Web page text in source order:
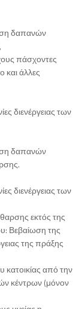
δαπανών
πάσχοντες
και άλλες
διενέργειας των
δαπανών
διενέργειας των
εκτός της
Βεβαίωση της
της πράξης
κατοικίας από την
κέντρων (μόνον